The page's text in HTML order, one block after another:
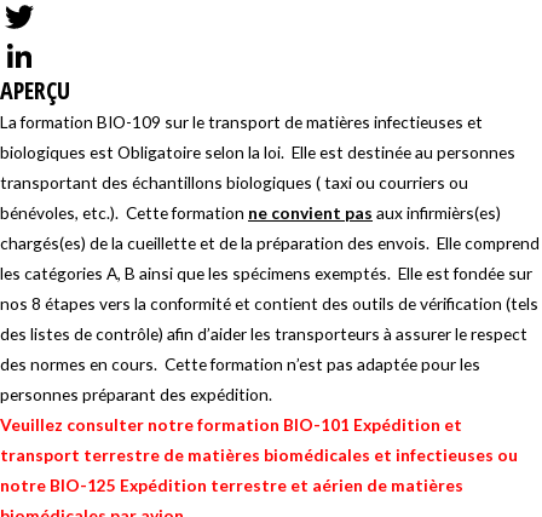
T
w
i
t
e
L
i
k
e
n
APERÇU
La formation BIO-109 sur le transport de matières infectieuses et
biologiques est Obligatoire selon la loi. Elle est destinée au personnes
transportant des échantillons biologiques ( taxi ou courriers ou
bénévoles, etc.). Cette formation ne convient pas aux infirmièrs(es)
chargés(es) de la cueillette et de la préparation des envois. Elle comprend
les catégories A, B ainsi que les spécimens exemptés. Elle est fondée sur
nos 8 étapes vers la conformité et contient des outils de vérification (tels
des listes de contrôle) afin d’aider les transporteurs à assurer le respect
des normes en cours. Cette formation n’est pas adaptée pour les
personnes préparant des expédition.
Veuillez consulter notre formation BIO-101 Expédition et
transport terrestre de matières biomédicales et infectieuses ou
notre BIO-125 Expédition terrestre et aérien de matières